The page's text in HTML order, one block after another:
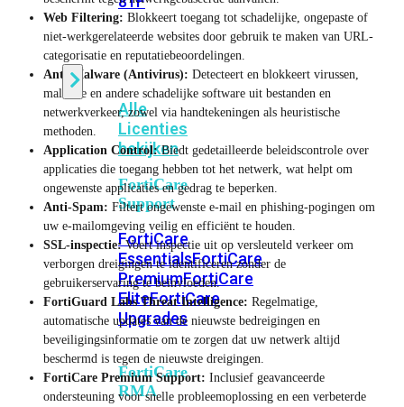
Licentie
Alle
Licenties
bekijken
FortiCare
Support
FortiCare
EssentialsFortiCare
PremiumFortiCare
EliteFortiCare
Upgrades
FortiCare
RMA
Web Filtering: Blokkeert toegang tot schadelijke, ongepaste of
niet-werkgerelateerde websites door gebruik te maken van URL-
categorisatie en reputatiebeoordelingen.
Anti-Malware (Antivirus): Detecteert en blokkeert virussen,
malware en andere schadelijke software uit bestanden en
netwerkverkeer, zowel via handtekeningen als heuristische
methoden.
Application Control:Biedt gedetailleerde beleidscontrole over
applicaties die toegang hebben tot het netwerk, wat helpt om
ongewenste applicaties en gedrag te beperken.
Anti-Spam: Filtert ongewenste e-mail en phishing-pogingen om
uw e-mailomgeving veilig en efficiënt te houden.
SSL-inspectie:Voert inspectie uit op versleuteld verkeer om
verborgen dreigingen te identificeren zonder de
gebruikerservaring te beïnvloeden.
FortiGuard Labs Threat Intelligence: Regelmatige,
automatische updates van de nieuwste bedreigingen en
beveiligingsinformatie om te zorgen dat uw netwerk altijd
beschermd is tegen de nieuwste dreigingen.
FortiCare Premium Support: Inclusief geavanceerde
ondersteuning voor snelle probleemoplossing en een verbeterde